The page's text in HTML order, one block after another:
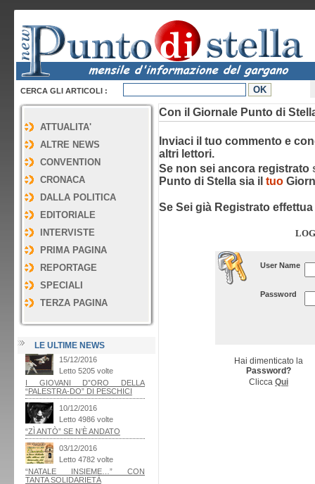
CERCA GLI ARTICOLI :
ATTUALITA'
ALTRE NEWS
CONVENTION
CRONACA
DALLA POLITICA
EDITORIALE
INTERVISTE
PRIMA PAGINA
REPORTAGE
SPECIALI
TERZA PAGINA
LE ULTIME NEWS
Con il Giornale Punto di
Inviaci il tuo commento e
altri lettori.
Se non sei ancora registrato
Punto di Stella sia il tuo
Se Sei già Registrato
User Name
Password
Hai dimenticato la
Password?
Clicca Qui